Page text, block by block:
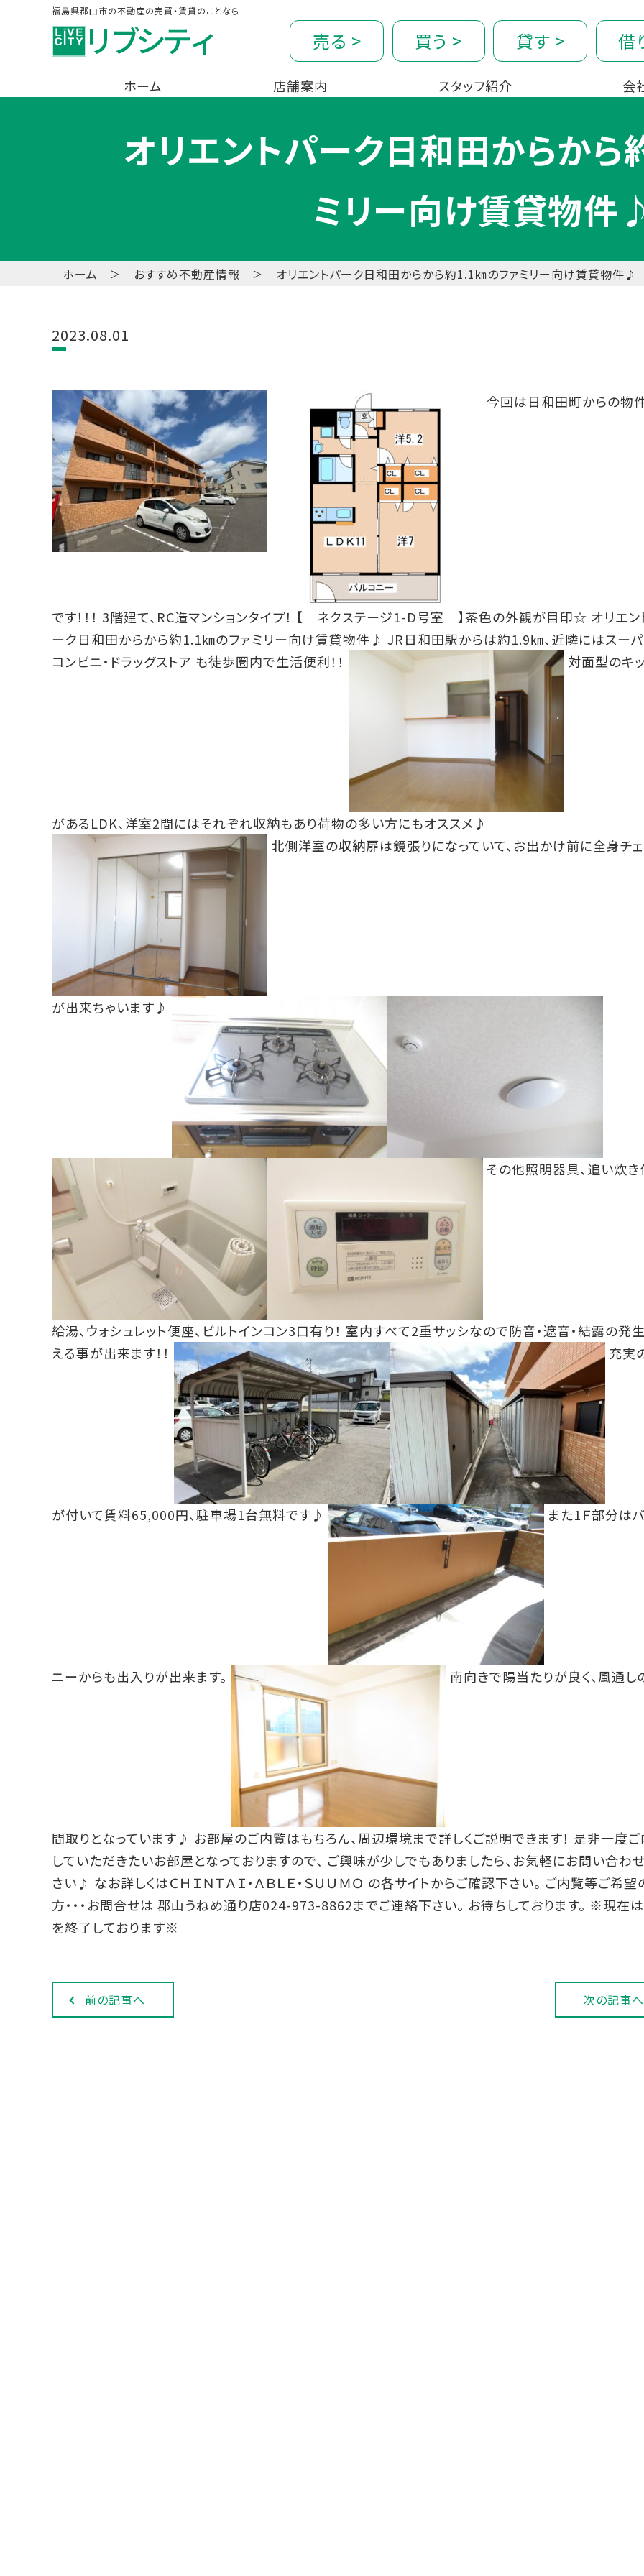
福島県郡山市の不動産の売買・賃貸のことなら
売る > 買う > 貸す > 借
ホーム 店舗案内 スタッフ紹介 会
オリエントパーク日和田からから
ミリー向け賃貸物件♪
ホーム おすすめ不動産情報 オリエントパーク日和田からから約1.1㎞のファミリー向け賃貸物件♪
2023.08.01
今回は日和田町からの物
です！！！ 3階建て、RC造マンションタイプ！ 【 ネクステージ1-D号室 】茶色の外観が目印☆ オリエン
ーク日和田からから約1.1㎞のファミリー向け賃貸物件♪ JR日和田駅からは約1.9㎞、近隣にはスーパ
コンビニ・ドラッグストア も徒歩圏内で生活便利！！
対面型のキ
があるLDK、洋室2間にはそれぞれ収納もあり荷物の多い方にもオススメ♪
北側洋室の収納扉は鏡張りになっていて、お出かけ前に全身チェ
が出来ちゃいます♪
その他照明器具、追い炊き
給湯、ウォシュレット便座、ビルトインコン3口有り！ 室内すべて2重サッシなので防音・遮音・結露の発
える事が出来ます！！
充実
が付いて賃料65,000円、駐車場1台無料です♪ また1Ｆ部分は
ニーからも出入りが出来ます。 南向きで陽当たりが良く、風通し
間取りとなっています♪ お部屋のご内覧はもちろん、周辺環境まで詳しくご説明できます！ 是非一度
していただきたいお部屋となっておりますので、 ご興味が少しでもありましたら、お気軽にお問い合わ
さい♪ なお詳しくはＣＨＩＮＴＡＩ・ＡＢＬＥ・ＳＵＵＭＯ の各サイトからご確認下さい。 ご内覧等ご希望
方・・・お問合せは 郡山うねめ通り店024-973-8862までご連絡下さい。 お待ちしております。 ※現在
を終了しております※
前の記事へ 次の記事へ